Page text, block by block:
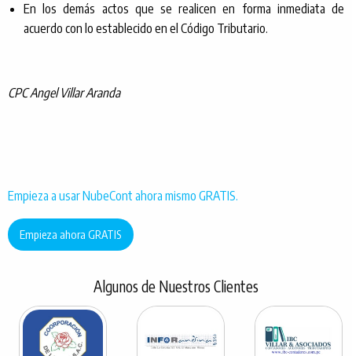
En los demás actos que se realicen en forma inmediata de
acuerdo con lo establecido en el Código Tributario.
CPC Angel Villar Aranda
Empieza a usar NubeCont ahora mismo GRATIS.
Empieza ahora GRATIS
Algunos de Nuestros Clientes